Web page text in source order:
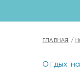
ГЛАВНАЯ
Отдых